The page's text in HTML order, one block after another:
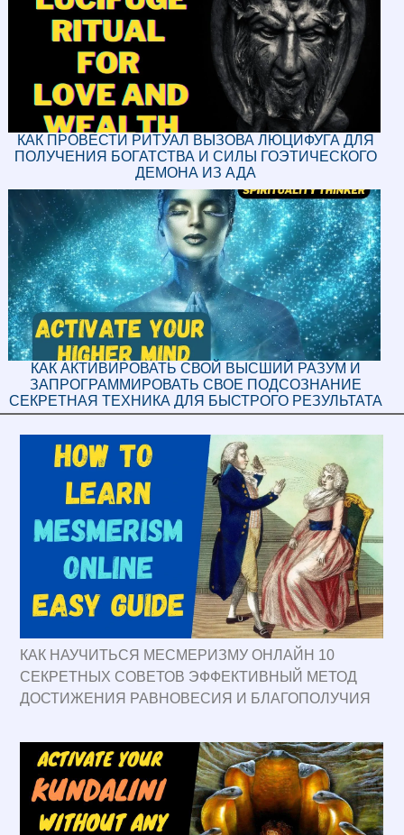
КАК ПРОВЕСТИ РИТУАЛ ВЫЗОВА ЛЮЦИФУГА ДЛЯ
ПОЛУЧЕНИЯ БОГАТСТВА И СИЛЫ ГОЭТИЧЕСКОГО
ДЕМОНА ИЗ АДА
КАК АКТИВИРОВАТЬ СВОЙ ВЫСШИЙ РАЗУМ И
ЗАПРОГРАММИРОВАТЬ СВОЕ ПОДСОЗНАНИЕ
СЕКРЕТНАЯ ТЕХНИКА ДЛЯ БЫСТРОГО РЕЗУЛЬТАТА
КАК НАУЧИТЬСЯ МЕСМЕРИЗМУ ОНЛАЙН 10
СЕКРЕТНЫХ СОВЕТОВ ЭФФЕКТИВНЫЙ МЕТОД
ДОСТИЖЕНИЯ РАВНОВЕСИЯ И БЛАГОПОЛУЧИЯ